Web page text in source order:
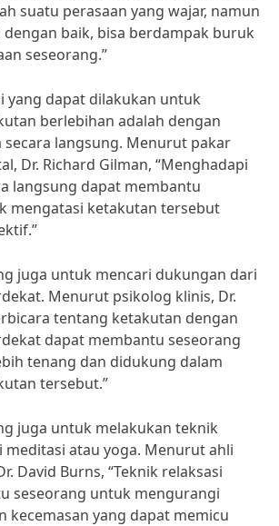
suatu perasaan yang wajar, namun
baik, bisa berdampak buruk
seseorang.”
yang dapat dilakukan untuk
berlebihan adalah dengan
secara langsung. Menurut pakar
Dr. Richard Gilman, “Menghadapi
langsung dapat membantu
mengatasi ketakutan tersebut
juga untuk mencari dukungan dari
Menurut psikolog klinis, Dr.
tentang ketakutan dengan
dapat membantu seseorang
tenang dan didukung dalam
tersebut.”
juga untuk melakukan teknik
meditasi atau yoga. Menurut ahli
David Burns, “Teknik relaksasi
seseorang untuk mengurangi
kecemasan yang dapat memicu